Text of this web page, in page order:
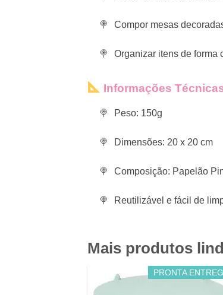
Compor mesas
Organizar itens de forma
Informações
Peso: 150g
Dimensões: 20 x 20 cm
Composição: Papelão
Reutilizável e fácil de
Mais produtos
PRONTA